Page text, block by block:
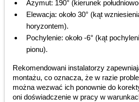
Azymut: 190° (kierunek
Elewacja: około 30° (kąt
horyzontem).
Pochylenie: około -6° (kąt
pionu).
Rekomendowani instalatorzy
montażu, co oznacza, że w razie
można wezwać ich ponownie do
oni doświadczenie w pracy w